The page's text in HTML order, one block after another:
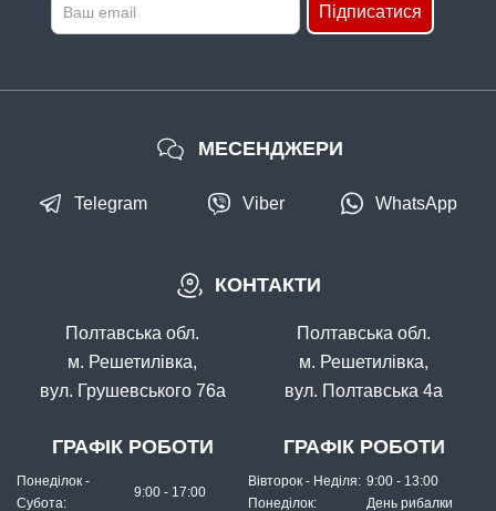
Підписатися
КОНТАКТИ
Полтавська обл.
м. Решетилівка,
вул. Грушевського 76а
ГРАФІК РОБОТИ
Понеділок -
Субота:
9:00 - 17:00
Полтавська обл.
м. Решетилівка,
вул. Полтавська 4а
ГРАФІК РОБОТИ
Вівторок - Неділя: 9:00 - 13:00
Понеділок:
День рибалки
МЕСЕНДЖЕРИ
Telegram Viber WhatsApp